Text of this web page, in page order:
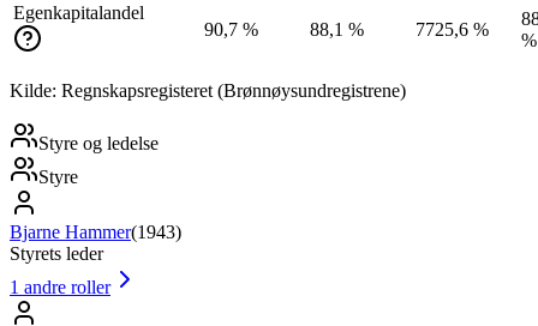
Egenkapitalandel
90,7 %
88,1 % 7725,6 %
%
Kilde: Regnskapsregisteret (Brønnøysundregistrene)
Styre og ledelse
Styre
Bjarne Hammer(1943)
Styrets leder
1 andre roller